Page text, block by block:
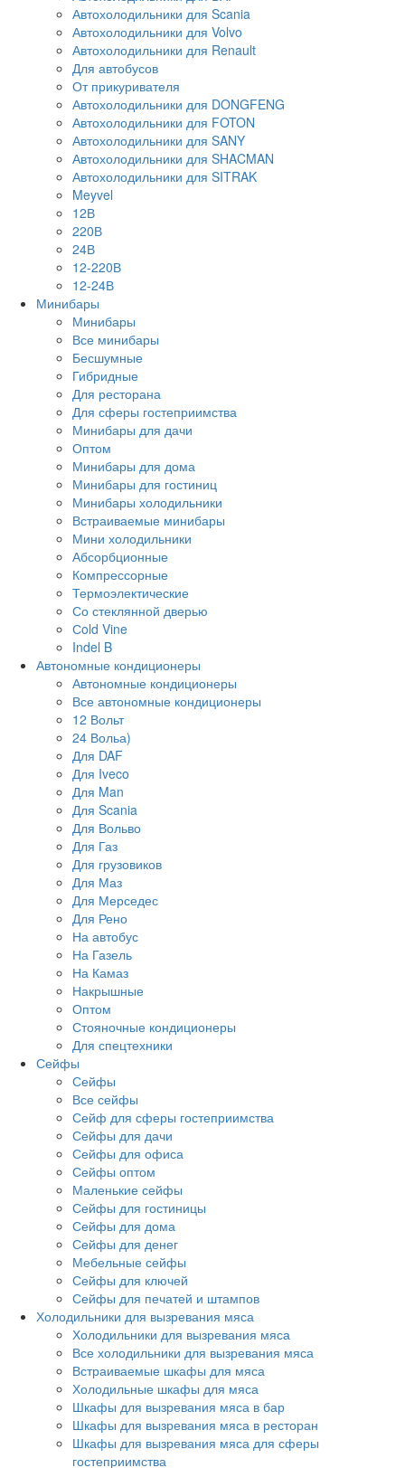
Автохолодильники для Scania
Автохолодильники для Volvo
Автохолодильники для Renault
Для автобусов
От прикуривателя
Автохолодильники для DONGFENG
Автохолодильники для FOTON
Автохолодильники для SANY
Автохолодильники для SHACMAN
Автохолодильники для SITRAK
Meyvel
12В
220В
24В
12-220В
12-24В
Минибары
Минибары
Все минибары
Бесшумные
Гибридные
Для ресторана
Для сферы гостеприимства
Минибары для дачи
Оптом
Минибары для дома
Минибары для гостиниц
Минибары холодильники
Встраиваемые минибары
Мини холодильники
Абсорбционные
Компрессорные
Термоэлектические
Со стеклянной дверью
Сold Vine
Indel B
Автономные кондиционеры
Автономные кондиционеры
Все автономные кондиционеры
12 Вольт
24 Вольа)
Для DAF
Для Iveco
Для Man
Для Scania
Для Вольво
Для Газ
Для грузовиков
Для Маз
Для Мерседес
Для Рено
На автобус
На Газель
На Камаз
Накрышные
Оптом
Стояночные кондиционеры
Для спецтехники
Сейфы
Сейфы
Все сейфы
Сейф для сферы гостеприимства
Сейфы для дачи
Сейфы для офиса
Сейфы оптом
Маленькие сейфы
Сейфы для гостиницы
Сейфы для дома
Сейфы для денег
Мебельные сейфы
Сейфы для ключей
Сейфы для печатей и штампов
Холодильники для вызревания мяса
Холодильники для вызревания мяса
Все холодильники для вызревания мяса
Встраиваемые шкафы для мяса
Холодильные шкафы для мяса
Шкафы для вызревания мяса в бар
Шкафы для вызревания мяса в ресторан
Шкафы для вызревания мяса для сферы
гостеприимства